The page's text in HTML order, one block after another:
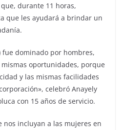
durante 11 horas,
que les ayudará a brindar un
fue dominado por hombres,
oportunidades, porque
y las mismas facilidades
celebró Anayely
con 15 años de servicio.
nos incluyan a las mujeres en